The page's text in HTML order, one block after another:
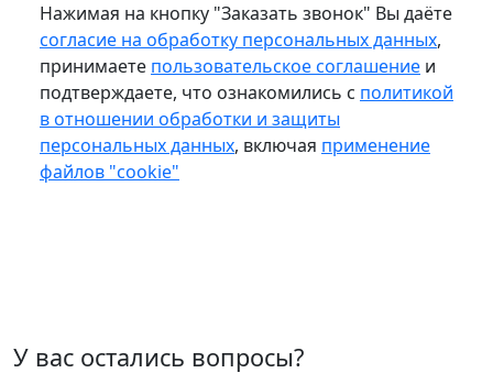
Нажимая на кнопку "Заказать звонок" Вы даёте
согласие на обработку персональных данных,
принимаете пользовательское соглашение и
подтверждаете, что ознакомились с политикой
в отношении обработки и защиты
персональных данных, включая применение
файлов "cookie"
У вас остались вопросы?